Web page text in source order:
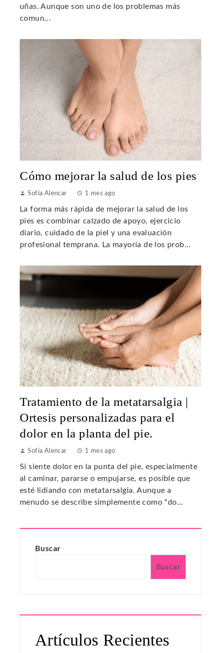
uñas. Aunque son uno de los problemas más
comun...
Cómo mejorar la salud de los pies
Sofía Alencar 1 mes ago
La forma más rápida de mejorar la salud de los
pies es combinar calzado de apoyo, ejercicio
diario, cuidado de la piel y una evaluación
profesional temprana. La mayoría de los prob...
Tratamiento de la metatarsalgia |
Ortesis personalizadas para el
dolor en la planta del pie.
Sofía Alencar 1 mes ago
Si siente dolor en la punta del pie, especialmente
al caminar, pararse o empujarse, es posible que
esté lidiando con metatarsalgia. Aunque a
menudo se describe simplemente como "do...
Buscar
Buscar
Artículos Recientes